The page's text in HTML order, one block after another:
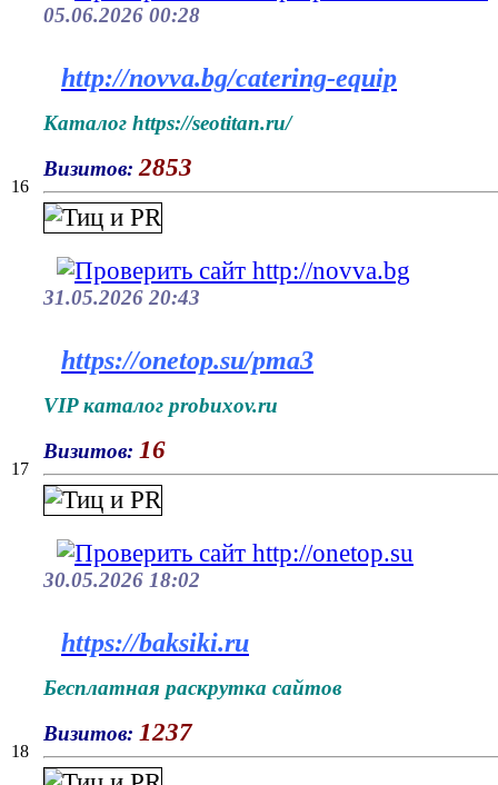
05.06.2026 00:28
16
http://novva.bg/catering-equip
Каталог https://seotitan.ru/
Визитов: 2853
31.05.2026 20:43
17
https://onetop.su/pma3
VIP каталог probuxov.ru
Визитов: 16
30.05.2026 18:02
18
https://baksiki.ru
Бесплатная раскрутка сайтов
Визитов: 1237